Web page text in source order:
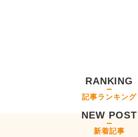
RANKING
記事ランキング
NEW POST
新着記事